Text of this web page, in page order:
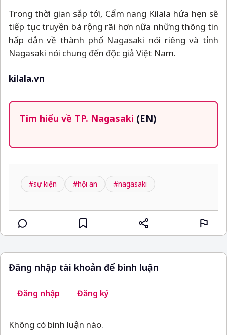
Trong thời gian sắp tới, Cẩm nang Kilala hứa hẹn sẽ
tiếp tục truyền bá rộng rãi hơn nữa những thông tin
hấp dẫn về thành phố Nagasaki nói riêng và tỉnh
Nagasaki nói chung đến độc giả Việt Nam.
kilala.vn
Tìm hiểu về TP. Nagasaki (EN)
#sự kiện #hội an #nagasaki
Đăng nhập tài khoản để bình luận
Đăng nhập Đăng ký
Không có bình luận nào.